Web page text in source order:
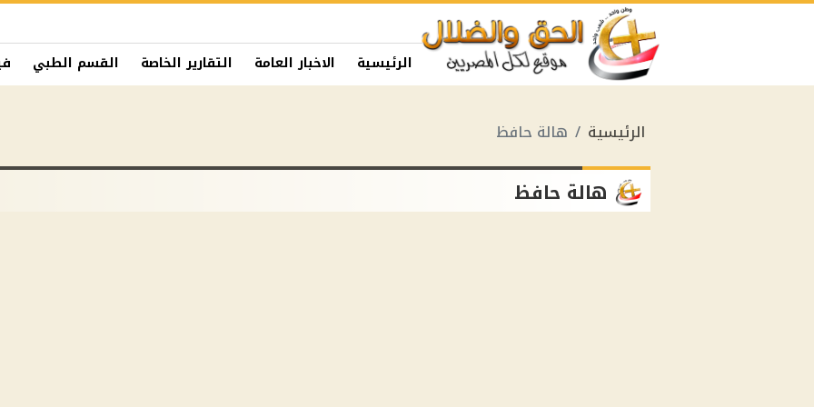
الرئيسية الاخبار العامة التقارير الخاصة القسم الطبي
الرئيسية هالة حافظ
هالة حافظ